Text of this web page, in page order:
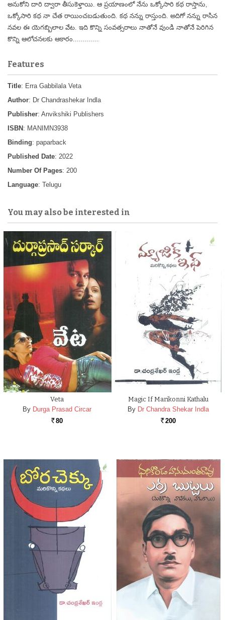
అనుకోని దారి ద్వారా తీసుకెళ్తాయి. ఆ ప్రయాణంలో నేను ఒక్కోసారి కథ రాస్తాను,
ఒక్కోసారి కథ నా చేత రాయించబడుతుంది. కథ నన్ను రాస్తుంది. అదిగో నన్ను రాసిన
నవల ఈ యెగబ్బిలాల వేట. ఇది కొన్ని సంవత్సరాలు నాతోనే వుండి నాతోనే పెరిగిన
కొన్ని ఆలోచనలకు ఆకారం.............
Features
Title: Erra Gabbilala Veta
Author: Dr Chandrashekar Indla
Publisher: Anvikshiki Publishers
ISBN : MANIMN3938
Binding: paparback
Published Date: 2022
Number Of Pages: 200
Language: Telugu
You may also be interested in
Veta
By Durga Prasad Circar
Rs. 80
Magic If Marikonni Kathalu
By Dr Chandra Shekar Indla
Rs. 200